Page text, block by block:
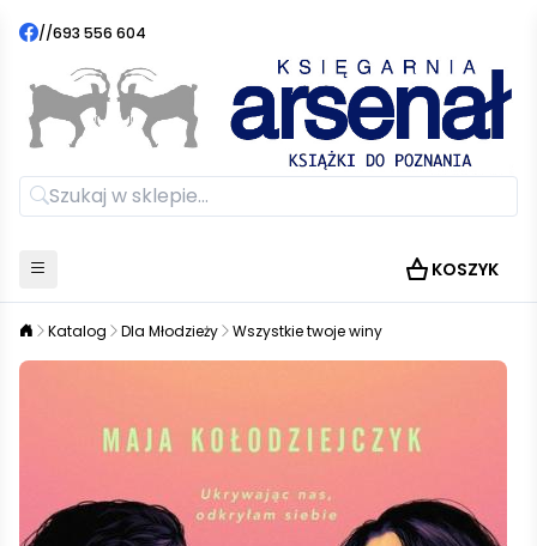
//693 556 604
KOSZYK
Katalog Dla Młodzieży Wszystkie twoje winy